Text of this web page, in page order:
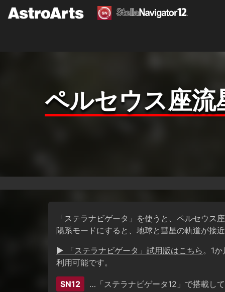
ペルセウス座
「ステラナビゲータ」を使うと、ペルセウ
陽系モードにすると、地球と彗星の軌道が接
▶ 「ステラナビゲータ」試用版はこちら 。1
利用可能です。
SN12 …「ステラナビゲータ12」で搭載し